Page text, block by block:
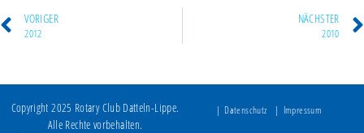
VORIGER
2012
NÄCHSTER
2010
Copyright 2025 Rotary Club Datteln-Lippe.
Alle Rechte vorbehalten.
Datenschutz Impressum